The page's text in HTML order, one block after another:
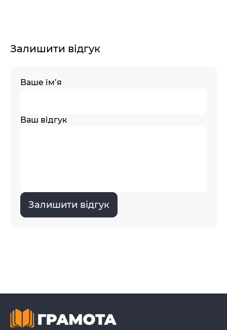
Залишити відгук
Ваше ім’я
Ваш відгук
Залишити відгук